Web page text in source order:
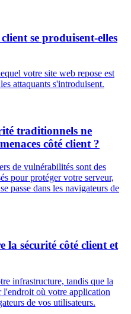
se produisent-elles
votre site web repose est
attaquants s'introduisent.
traditionnels ne
côté client ?
de vulnérabilités sont des
pour protéger votre serveur,
passe dans les navigateurs de
la sécurité côté client et
infrastructure, tandis que la
l'endroit où votre application
de vos utilisateurs.